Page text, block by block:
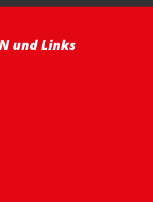
und Links